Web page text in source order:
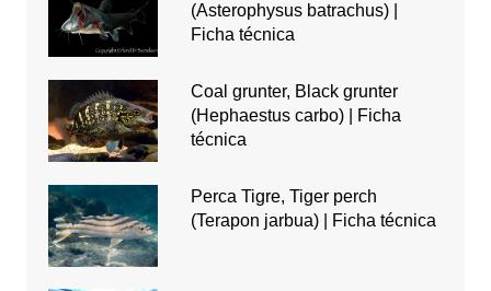
(Asterophysus batrachus) |
Ficha técnica
Coal grunter, Black grunter
(Hephaestus carbo) | Ficha
técnica
Perca Tigre, Tiger perch
(Terapon jarbua) | Ficha técnica